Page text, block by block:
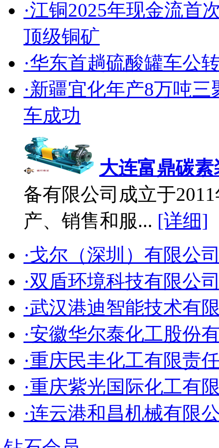
·江铜2025年现金流首
顶级铜矿
·华东首趟硫酸罐车公
·新疆宜化年产8万吨
车成功
大连富鼎碳
备有限公司成立于
产、销售和服... [详细]
·戈尔（深圳）有限公
·双盾环境科技有限公
·武汉港迪智能技术有
·安徽华尔泰化工股份
·重庆民丰化工有限责
·重庆紫光国际化工有
·连云港和昌机械有限